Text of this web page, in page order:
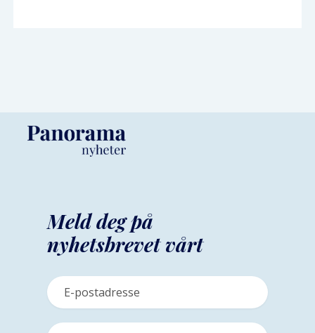
Meld deg på
nyhetsbrevet vårt